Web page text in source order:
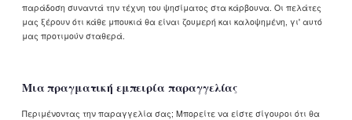
παράδοση συναντά την τέχνη του ψησίματος στα κάρβουνα. Οι πελάτες
μας ξέρουν ότι κάθε μπουκιά θα είναι ζουμερή και καλοψημένη, γι' αυτό
μας προτιμούν σταθερά.
Μια πραγματική εμπειρία παραγγελίας
Περιμένοντας την παραγγελία σας; Μπορείτε να είστε σίγουροι ότι θα